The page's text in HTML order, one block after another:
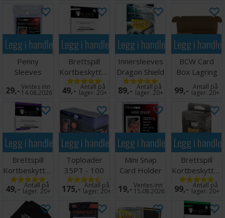
Legg i handlekurven
Penny
Sleeves
63.5x89mm
100 stk
29,-Ventes inn
14.08.2026
Legg i handlekurven
Brettspill
Kortbeskyttere
55 stk
63.5x89
49,- Antall på
lager:20+
Legg i handlekurven
Innersleeves
Dragon Shield
Klar
64x89mm
89,- Antall på
lager:20+
Legg i
BCW Card
Box Lagring
1000 kort
99,- Antall på
lager:20+
Legg i handlekurven
Brettspill
Kortbeskyttere
55 stk 59x92
49,- Antall på
lager:20+
Legg i handlekurven
Toploader
35PT - 100
stk 63,5 x
88,9 mm
175,- Antall på
lager:20+
Legg i handlekurven
Mini Snap
Card Holder
19,-Ventes inn
15.08.2026
Legg i
Brettspill
100 stk
63x88
99,- Antall på
lager:20+